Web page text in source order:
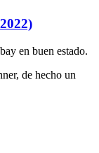
en buen estado.
de hecho un